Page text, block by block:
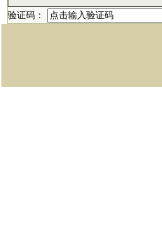
验证码：